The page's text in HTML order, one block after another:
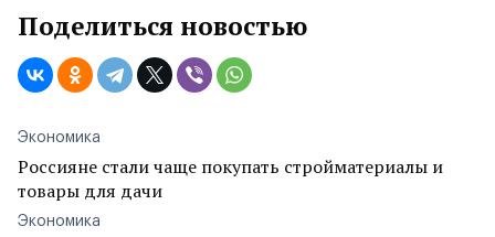
Поделиться новостью
Экономика
Россияне стали чаще покупать стройматериалы и
товары для дачи
Экономика